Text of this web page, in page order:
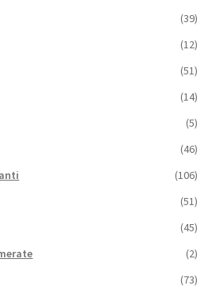
(39)
(12)
(51)
(14)
(5)
(46)
(106)
(51)
(45)
(2)
(73)